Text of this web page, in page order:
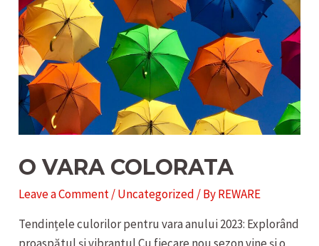
O VARA COLORATA
Leave a Comment/Uncategorized / ByREWARE
Tendințele culorilor pentru vara anului 2023: Explorând